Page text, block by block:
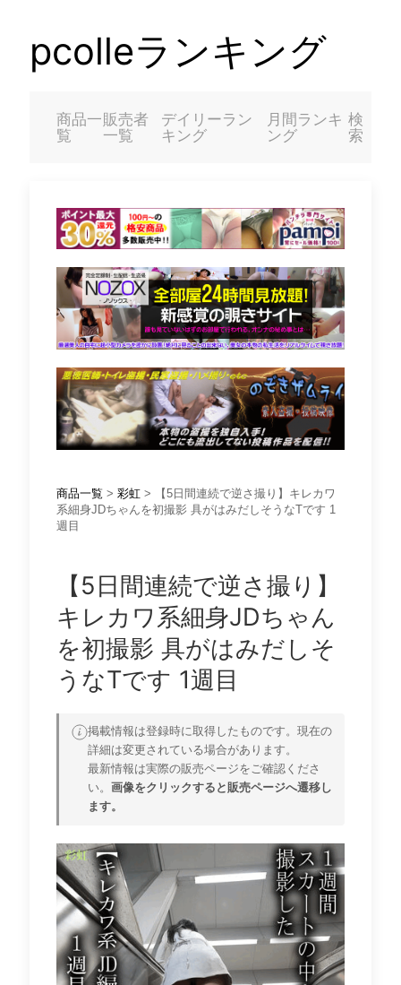
pcolleランキング
商品一
覧
販売者
一覧
デイリーラン
キング
月間ランキ
ング
検
索
商品一覧 > 彩虹 > 【5日間連続で逆さ撮り】キレカワ
系細身JDちゃんを初撮影 具がはみだしそうなTです 1
週目
【5日間連続で逆さ撮り】
キレカワ系細身JDちゃん
を初撮影 具がはみだしそ
うなTです 1週目
掲載情報は登録時に取得したものです。現在の
詳細は変更されている場合があります。
最新情報は実際の販売ページをご確認くださ
い。 画像をクリックすると販売ページへ遷移し
ます。